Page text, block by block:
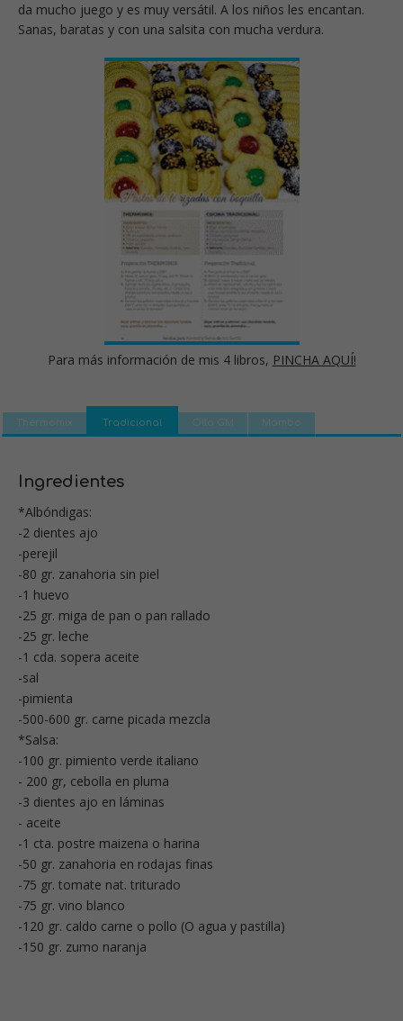
da mucho juego y es muy versátil. A los niños les encantan.
Sanas, baratas y con una salsita con mucha verdura.
Para más información de mis 4 libros, PINCHA AQUÍ!
Thermomix Tradicional Olla GM Mambo
Ingredientes
*Albóndigas:
-2 dientes ajo
-perejil
-80 gr. zanahoria sin piel
-1 huevo
-25 gr. miga de pan o pan rallado
-25 gr. leche
-1 cda. sopera aceite
-sal
-pimienta
-500-600 gr. carne picada mezcla
*Salsa:
-100 gr. pimiento verde italiano
- 200 gr, cebolla en pluma
-3 dientes ajo en láminas
- aceite
-1 cta. postre maizena o harina
-50 gr. zanahoria en rodajas finas
-75 gr. tomate nat. triturado
-75 gr. vino blanco
-120 gr. caldo carne o pollo (O agua y pastilla)
-150 gr. zumo naranja